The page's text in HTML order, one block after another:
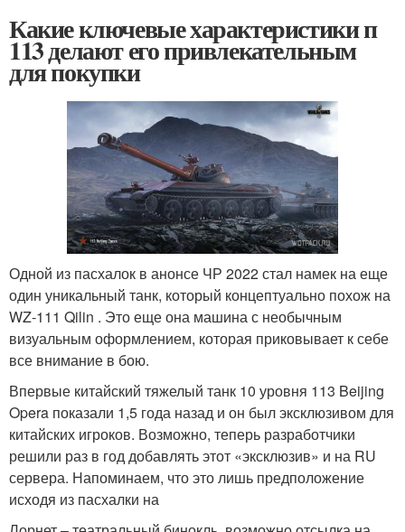
Какие ключевые характеристики п
113 делают его привлекательным
для покупки
Одной из пасхалок в анонсе ЧР 2022 стал намек на еще
один уникальный танк, который концептуально похож на
WZ-111 Qilin . Это еще она машина с необычным
визуальным оформлением, которая приковывает к себе
все внимание в бою.
Впервые китайский тяжелый танк 10 уровня 113 Beijing
Opera показали 1,5 года назад и он был эксклюзивом для
китайских игроков. Возможно, теперь разработчики
решили раз в год добавлять этот «эксклюзив» и на RU
сервера. Напоминаем, что это лишь предположение
исходя из пасхалки на